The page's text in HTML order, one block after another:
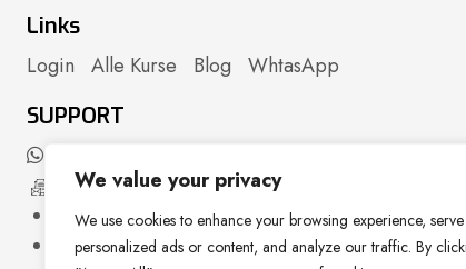
We value your privacy
We use cookies to enhance your browsing experience, serve
personalized ads or content, and analyze our traffic. By
Links
Login Alle Kurse Blog WhtasApp
SUPPORT
info@readup.at